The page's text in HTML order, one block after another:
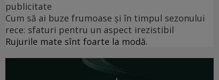
publicitate
Cum să ai buze frumoase şi în timpul sezonului
rece: sfaturi pentru un aspect irezistibil
Rujurile mate sînt foarte la modă.